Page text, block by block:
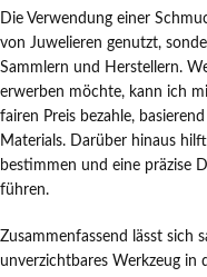
Die Verwendung einer
von Juwelieren genutzt,
Sammlern und Herstellern.
erwerben möchte, kann ich
fairen Preis bezahle,
Materials. Darüber hinaus
bestimmen und eine präzise
führen.
Zusammenfassend lässt sich
unverzichtbares Werkzeug in